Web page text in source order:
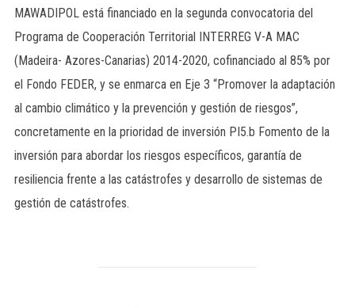
MAWADIPOL está financiado en la segunda convocatoria del
Programa de Cooperación Territorial INTERREG V-A MAC
(Madeira- Azores-Canarias) 2014-2020, cofinanciado al 85% por
el Fondo FEDER, y se enmarca en Eje 3 “Promover la adaptación
al cambio climático y la prevención y gestión de riesgos”,
concretamente en la prioridad de inversión PI5.b Fomento de la
inversión para abordar los riesgos específicos, garantía de
resiliencia frente a las catástrofes y desarrollo de sistemas de
gestión de catástrofes.